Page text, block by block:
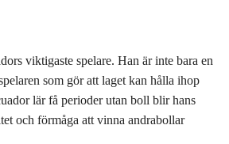
viktigaste spelare. Han är inte bara en
som gör att laget kan hålla ihop
lär få perioder utan boll blir hans
och förmåga att vinna andrabollar